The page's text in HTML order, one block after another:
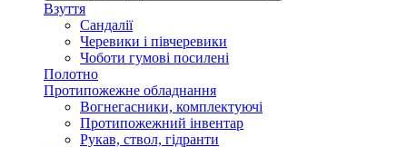
Взуття
Сандалії
Черевики і півчеревики
Чоботи гумові посилені
Полотно
Протипожежне обладнання
Вогнегасники, комплектуючі
Протипожежний інвентар
Рукав, ствол, гідранти